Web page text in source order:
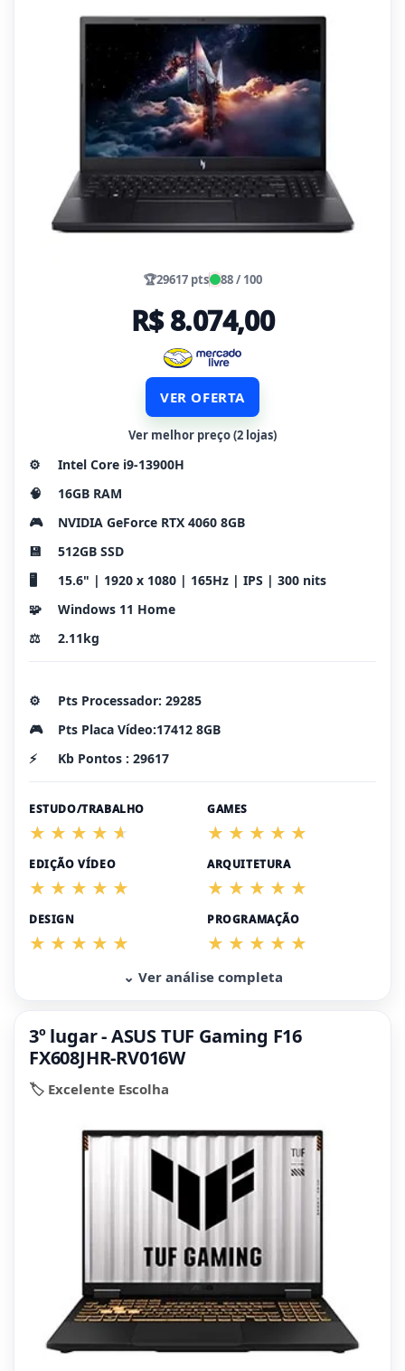
🏆29617 pts 88 / 100
R$ 8.074,00
VER OFERTA
Ver melhor preço (2 lojas)
⚙️
Intel Core i9-13900H
🧠
16GB RAM
🎮
NVIDIA GeForce RTX 4060 8GB
💾
512GB SSD
🖥️
15.6" | 1920 x 1080 | 165Hz | IPS | 300 nits
🧩
Windows 11 Home
⚖️
2.11kg
⚙️
Pts Processador: 29285
🎮
Pts Placa Vídeo:17412 8GB
⚡
Kb Pontos : 29617
ESTUDO/TRABALHO GAMES
EDIÇÃO VÍDEO ARQUITETURA
DESIGN PROGRAMAÇÃO
⌄ Ver análise completa
3º lugar - ASUS TUF Gaming F16
FX608JHR-RV016W
🏷️ Excelente Escolha